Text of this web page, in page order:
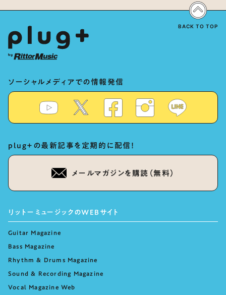
Vocal Expression Lies in “Love
for the singing characters” and
ソーシャルメディアでの情報発信
plug+の最新記事を定期的に配信！
メールマガジンを購読（無料）
リットーミュージックのWEBサイト
Guitar Magazine
Bass Magazine
Rhythm & Drums Magazine
Sound & Recording Magazine
Vocal Magazine Web
BACK TO TOP